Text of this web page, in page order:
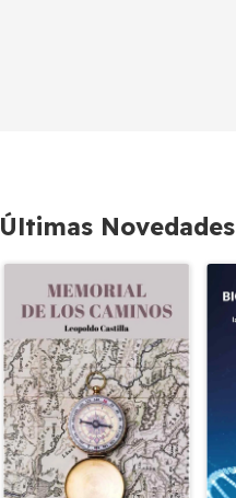
Últimas Novedades